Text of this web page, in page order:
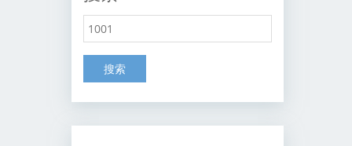
搜索